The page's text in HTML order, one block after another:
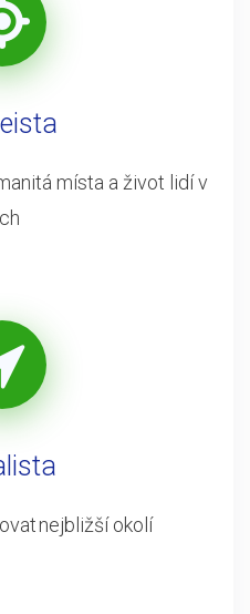
místa a život lidí v
nejbližší okolí